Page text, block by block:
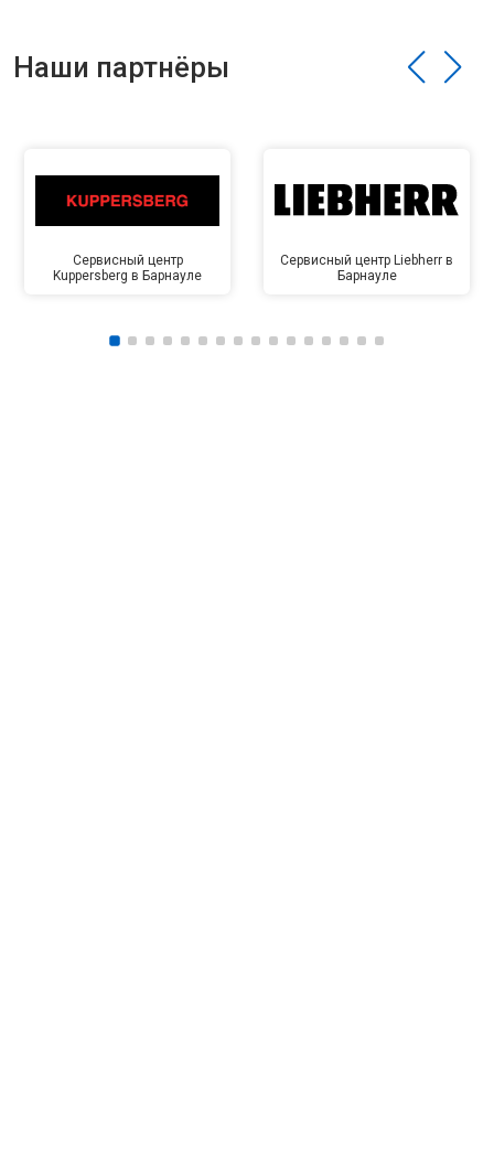
Наши партнёры
Сервисный центр
Kuppersberg в Барнауле
Сервисный центр Liebherr в
Барнауле